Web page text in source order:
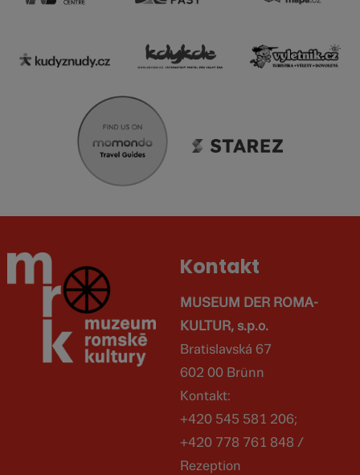
Kontakt
MUSEUM DER ROMA-
KULTUR, s.p.o.
Bratislavská 67
602 00 Brünn
Kontakt:
+420 545 581 206;
+420 778 761 848 /
Rezeption